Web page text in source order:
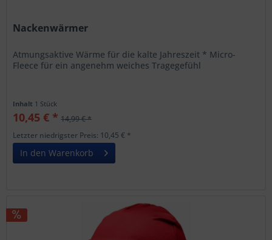
Nackenwärmer
Atmungsaktive Wärme für die kalte Jahreszeit * Micro-
Fleece für ein angenehm weiches Tragegefühl
Inhalt 1 Stück
10,45 € * 14,99 € *
Letzter niedrigster Preis: 10,45 € *
In den Warenkorb